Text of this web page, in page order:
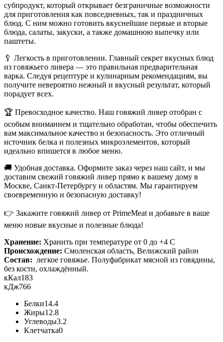
субпродукт, который открывает безграничные возможности
для приготовления как повседневных, так и праздничных
блюд. С ним можно готовить вкуснейшие первые и вторые
блюда, салаты, закуски, а также домашнюю выпечку или
паштеты.
🥄 Легкость в приготовлении. Главный секрет вкусных блюд
из говяжьего ливера — это правильная предварительная
варка. Следуя рецептуре и кулинарным рекомендациям, вы
получите невероятно нежный и вкусный результат, который
порадует всех.
🏆 Превосходное качество. Наш говяжий ливер отобран с
особым вниманием и тщательно обработан, чтобы обеспечить
вам максимальное качество и безопасность. Это отличный
источник белка и полезных микроэлементов, который
идеально впишется в любое меню.
🚚 Удобная доставка. Оформите заказ через наш сайт, и мы
доставим свежий говяжий ливер прямо к вашему дому в
Москве, Санкт-Петербургу и областям. Мы гарантируем
своевременную и безопасную доставку!
👉 Закажите говяжий ливер от PrimeMeat и добавьте в ваше
меню новые вкусные и полезные блюда!
Хранение: Хранить при температуре от 0 до +4 С
Происхождение: Смоленская область, Велижский район
Состав: легкое говяжье. Полуфабрикат мясной из говядины,
без кости, охлаждённый.
кКал183
кДж766
Белки14.4
Жиры12.8
Углеводы3.2
Клетчатка0